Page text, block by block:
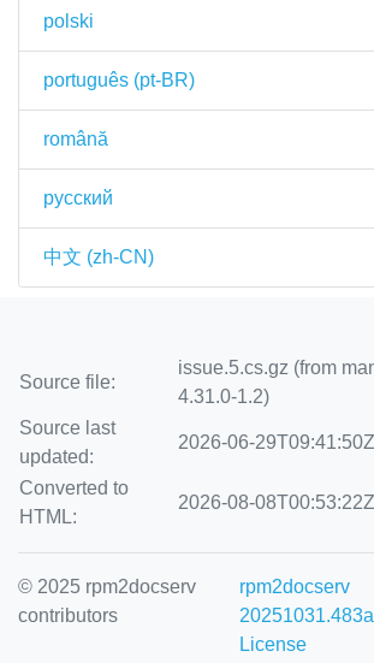
polski
português (pt-BR)
română
русский
中文 (zh-CN)
Source file:
issue.5.cs.gz (from
4.31.0-1.2)
Source last
updated:
2026-06-29T09:41:50Z
Converted to
HTML:
2026-08-08T00:53:22Z
© 2025 rpm2docserv
contributors
rpm2docserv
License